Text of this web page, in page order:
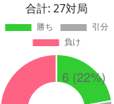
合計: 27対局